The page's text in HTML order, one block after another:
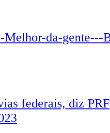
federais, diz PRF